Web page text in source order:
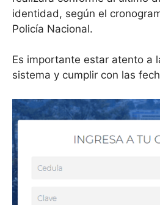
identidad, según el
Policía Nacional.
Es importante estar atento a
sistema y cumplir con las